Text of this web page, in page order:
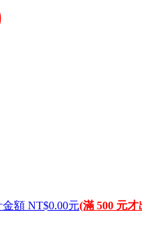
額 NT$0.00元(滿 500 元才